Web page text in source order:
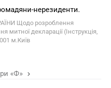
нерезиденти.
Щодо розроблення
митної декларації (Інструкція,
м.Київ
«Ф»